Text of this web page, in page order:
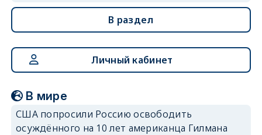
В раздел
Личный кабинет
В мире
США попросили Россию освободить
осуждённого на 10 лет американца Гилмана